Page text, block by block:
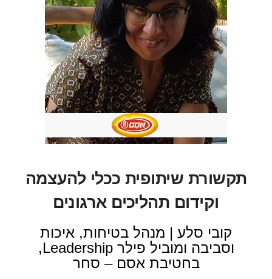
תקשורת שיתופית ככלי להעצמה
וקידום תהליכים ארגונים
קובי סלע | מנהל בטיחות, איכות
וסביבה ומוביל פילר Leadership,
בחטיבת אסם – סחר